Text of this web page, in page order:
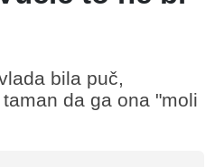
bila puč,
da ga ona "moli